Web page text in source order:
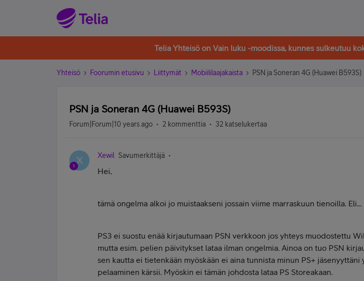
Telia Yhteisö on Vain luku -moodissa, kunnes sulkeutuu
Yhteisö Foorumin etusivu Liittymät Mobiililaajakaista PSN ja Soneran 4G (Huawei B593S)
PSN ja Soneran 4G (Huawei B593S)
Forum|Forum|10 years ago 2 kommenttia 32 katselukertaa
X Xewil Savumerkittäjä
Hei,
tämä ongelma alkoi jo muistaakseni jossain viime marraskuun tienoilla. Eli...
PS3 ei suostu enää kirjautumaan PSN verkkoon jos yhteys muodostettu
mutta esim. pelien päivitykset lataa ilman ongelmia. Ainoa on tuo PSN
sen kautta ei tietenkään myöskään ei aina tunnista minun PS+ jäsenyyttäni
pelaaminen kärsii. Myöskin ei tämän johdosta lataa PS Storeakaan.